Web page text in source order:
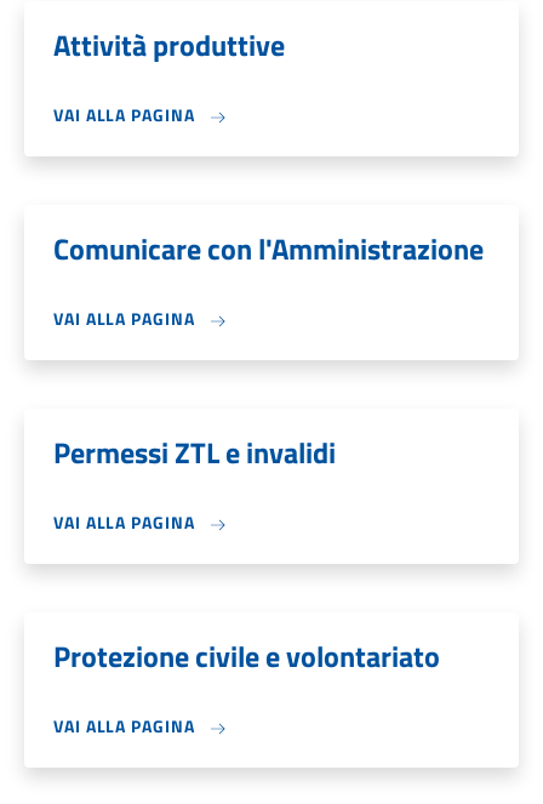
Attività produttive
VAI ALLA PAGINA
Comunicare con l'Amministrazione
VAI ALLA PAGINA
Permessi ZTL e invalidi
VAI ALLA PAGINA
Protezione civile e volontariato
VAI ALLA PAGINA